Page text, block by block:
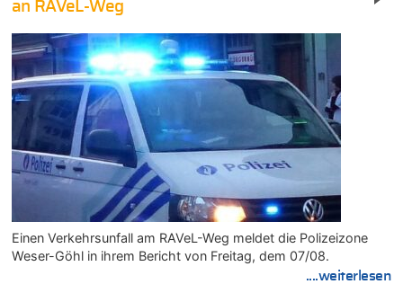
an RAVeL-Weg
Einen Verkehrsunfall am RAVeL-Weg meldet die Polizeizone
Weser-Göhl in ihrem Bericht von Freitag, dem 07/08.
....weiterlesen